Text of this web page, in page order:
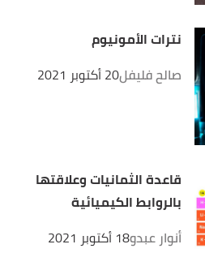
نترات الأمونيوم
صالح فليفل20 أكتوبر 2021
قاعدة الثمانيات وعلاقتها
بالروابط الكيميائية
أنوار عبدو18 أكتوبر 2021